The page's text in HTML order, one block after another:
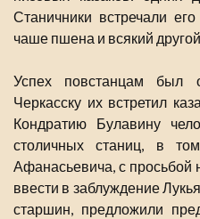
Станичники встречали
чаше пшена и всякий
Успех повстанцам был
Черкасску их встретил
Кондратию Булавину
столичных станиц, в
Афанасьевича, с просьбой
ввести в заблуждение
старшин, предложили